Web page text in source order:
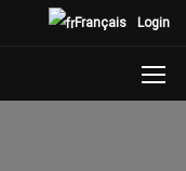
Login
Français